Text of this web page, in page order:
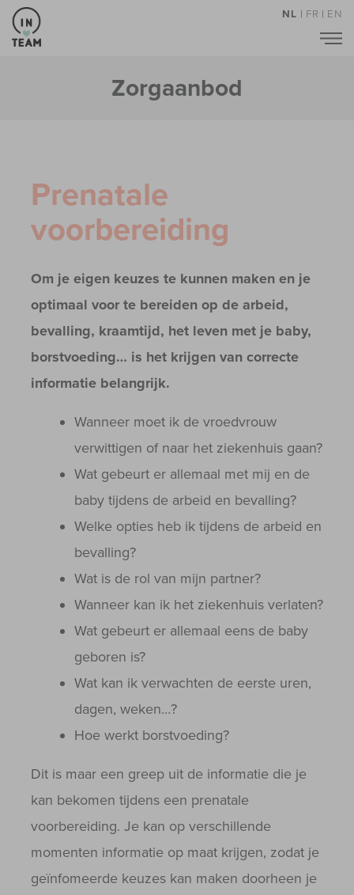
NL | FR | EN
Zorgaanbod
Prenatale
voorbereiding
Om je eigen keuzes te kunnen maken en je
optimaal voor te bereiden op de arbeid,
bevalling, kraamtijd, het leven met je baby,
borstvoeding… is het krijgen van correcte
informatie belangrijk.
Wanneer moet ik de vroedvrouw
verwittigen of naar het ziekenhuis gaan?
Wat gebeurt er allemaal met mij en de
baby tijdens de arbeid en bevalling?
Welke opties heb ik tijdens de arbeid en
bevalling?
Wat is de rol van mijn partner?
Wanneer kan ik het ziekenhuis verlaten?
Wat gebeurt er allemaal eens de baby
geboren is?
Wat kan ik verwachten de eerste uren,
dagen, weken…?
Hoe werkt borstvoeding?
Dit is maar een greep uit de informatie die je
kan bekomen tijdens een prenatale
voorbereiding. Je kan op verschillende
momenten informatie op maat krijgen, zodat je
geïnfomeerde keuzes kan maken doorheen je